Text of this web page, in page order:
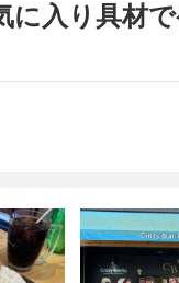
入り具材